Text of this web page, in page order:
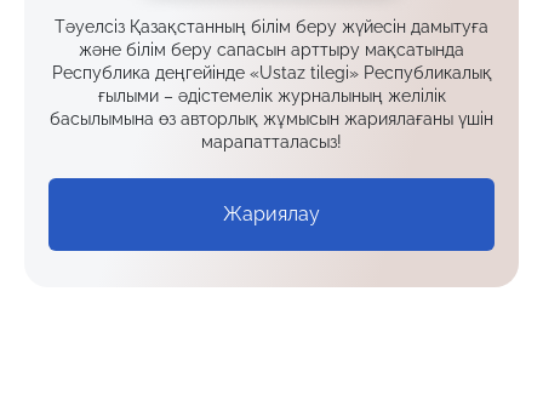
Тәуелсіз Қазақстанның білім беру жүйесін дамытуға
және білім беру сапасын арттыру мақсатында
Республика деңгейінде «Ustaz tilegi» Республикалық
ғылыми – әдістемелік журналының желілік
басылымына өз авторлық жұмысын жариялағаны үшін
марапатталасыз!
Жариялау